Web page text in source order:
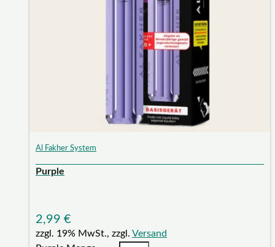
Al Fakher System
Purple
2,99 €
zzgl. 19% MwSt., zzgl. Versand